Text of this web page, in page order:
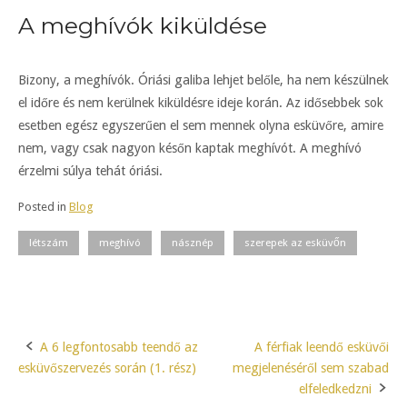
A meghívók kiküldése
Bizony, a meghívók. Óriási galiba lehjet belőle, ha nem készülnek
el időre és nem kerülnek kiküldésre ideje korán. Az idősebbek sok
esetben egész egyszerűen el sem mennek olyna esküvőre, amire
nem, vagy csak nagyon későn kaptak meghívót. A meghívó
érzelmi súlya tehát óriási.
Posted in Blog
létszám meghívó násznép szerepek az esküvőn
Post
A 6 legfontosabb teendő az
esküvőszervezés során (1. rész)
A férfiak leendő esküvői
megjelenéséről sem szabad
elfeledkedzni